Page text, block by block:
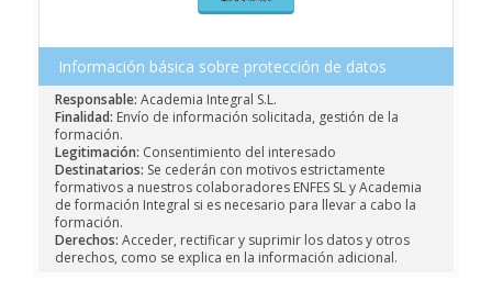
Información básica sobre protección de datos
Responsable: Academia Integral S.L.
Finalidad: Envío de información solicitada, gestión de la
formación.
Legitimación: Consentimiento del interesado
Destinatarios: Se cederán con motivos estrictamente
formativos a nuestros colaboradores ENFES SL y Academia
de formación Integral si es necesario para llevar a cabo la
formación.
Derechos: Acceder, rectificar y suprimir los datos y otros
derechos, como se explica en la información adicional.